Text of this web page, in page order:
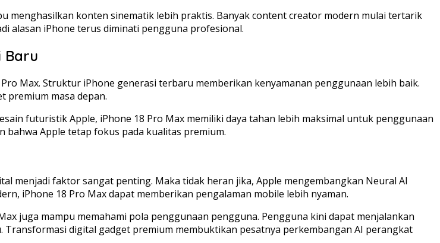
menghasilkan konten sinematik lebih praktis. Banyak content creator modern mulai tertarik
alasan iPhone terus diminati pengguna profesional.
Baru
Max. Struktur iPhone generasi terbaru memberikan kenyamanan penggunaan lebih baik.
premium masa depan.
futuristik Apple, iPhone 18 Pro Max memiliki daya tahan lebih maksimal untuk penggunaan
bahwa Apple tetap fokus pada kualitas premium.
menjadi faktor sangat penting. Maka tidak heran jika, Apple mengembangkan Neural AI
iPhone 18 Pro Max dapat memberikan pengalaman mobile lebih nyaman.
juga mampu memahami pola penggunaan pengguna. Pengguna kini dapat menjalankan
digital gadget premium membuktikan pesatnya perkembangan AI perangkat